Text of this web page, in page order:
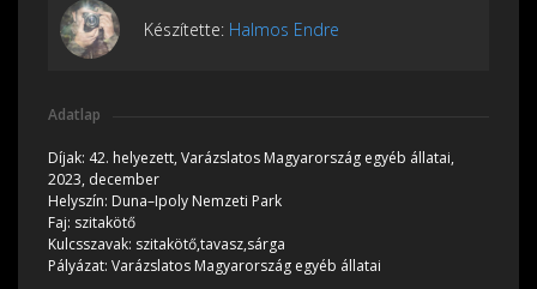
Készítette: Halmos Endre
Adatlap
Díjak: 42. helyezett, Varázslatos Magyarország egyéb állatai,
2023, december
Helyszín: Duna–Ipoly Nemzeti Park
Faj: szitakötő
Kulcsszavak: szitakötő,tavasz,sárga
Pályázat: Varázslatos Magyarország egyéb állatai